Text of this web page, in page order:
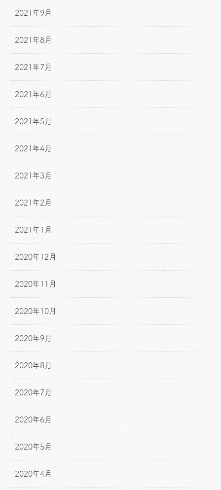
2021年9月
2021年8月
2021年7月
2021年6月
2021年5月
2021年4月
2021年3月
2021年2月
2021年1月
2020年12月
2020年11月
2020年10月
2020年9月
2020年8月
2020年7月
2020年6月
2020年5月
2020年4月